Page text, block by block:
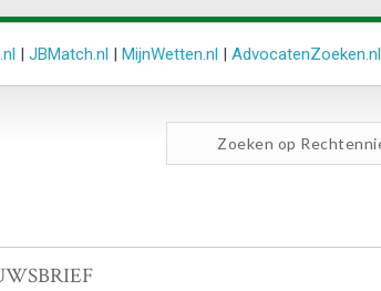
| JBMatch.nl | MijnWetten.nl | AdvocatenZoeken.nl